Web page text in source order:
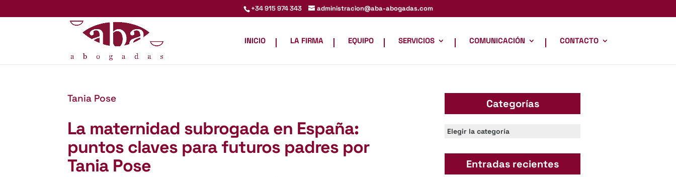
+34 915 974 343 administracion@aba-abogadas.com
INICIO LA FIRMA EQUIPO SERVICIOS COMUNICACIÓN CONTACTO
Tania Pose
La maternidad subrogada en España:
puntos claves para futuros padres por
Tania Pose
Categorías
Categorías
Entradas recientes